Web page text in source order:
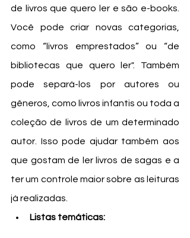
de livros que quero ler e são e-books.
Você pode criar novas categorias,
como “livros emprestados” ou “de
bibliotecas que quero ler". Também
pode separá-los por autores ou
gêneros, como livros infantis ou toda a
coleção de livros de um determinado
autor. Isso pode ajudar também aos
que gostam de ler livros de sagas e a
ter um controle maior sobre as leituras
já realizadas.
Listas temáticas: